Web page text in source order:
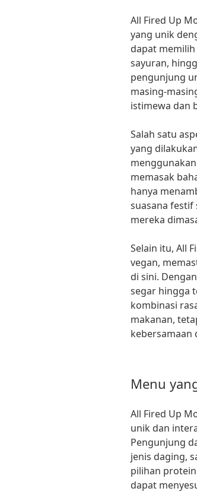
All Fired Up
yang unik
dapat
sayuran,
pengunjung
masing-
istimewa dan
Salah satu
yang
memasak
hanya
suasana festif
mereka
Selain itu, All
vegan,
di sini.
segar hingga
kombinasi
makanan,
kebersamaan
Menu
All Fired Up
unik dan
Pengunjung
jenis daging,
pilihan
dapat